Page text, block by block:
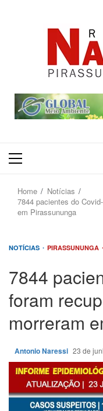
Primary
Home
Notícias
7844 pacientes do
em Pirassununga
NOTÍCIAS PIRASSUNUNGA
7844
foram
morreram
Antonio Naressi 23 de